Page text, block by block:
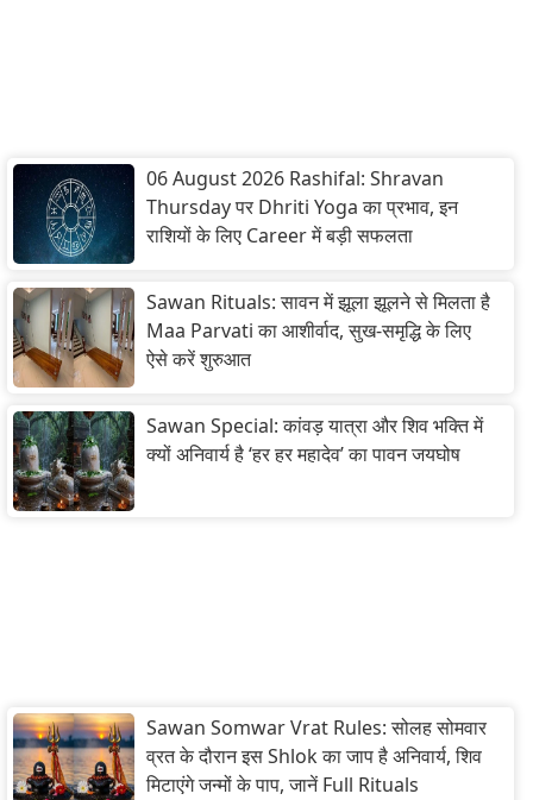
06 August 2026 Rashifal: Shravan
Thursday पर Dhriti Yoga का प्रभाव, इन
राशियों के लिए Career में बड़ी सफलता
Sawan Rituals: सावन में झूला झूलने से मिलता है
Maa Parvati का आशीर्वाद, सुख-समृद्धि के लिए
ऐसे करें शुरुआत
Sawan Special: कांवड़ यात्रा और शिव भक्ति में
क्यों अनिवार्य है ‘हर हर महादेव’ का पावन जयघोष
Sawan Somwar Vrat Rules: सोलह सोमवार
व्रत के दौरान इस Shlok का जाप है अनिवार्य, शिव
मिटाएंगे जन्मों के पाप, जानें Full Rituals